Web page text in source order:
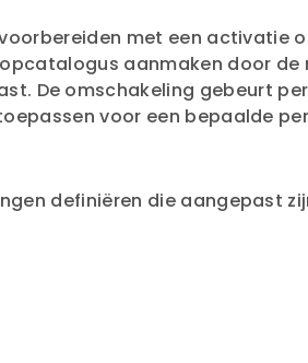
met een activatie
aanmaken door
De omschakeling gebeurt
voor een bepaalde
definiëren die aangepast